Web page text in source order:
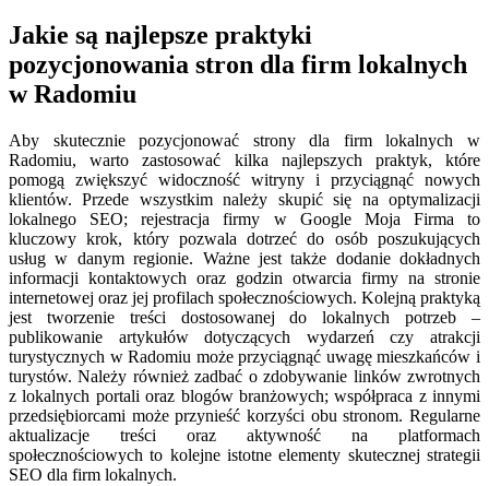
Jakie są najlepsze praktyki
pozycjonowania stron dla firm lokalnych
w Radomiu
Aby skutecznie pozycjonować strony dla firm lokalnych w
Radomiu, warto zastosować kilka najlepszych praktyk, które
pomogą zwiększyć widoczność witryny i przyciągnąć nowych
klientów. Przede wszystkim należy skupić się na optymalizacji
lokalnego SEO; rejestracja firmy w Google Moja Firma to
kluczowy krok, który pozwala dotrzeć do osób poszukujących
usług w danym regionie. Ważne jest także dodanie dokładnych
informacji kontaktowych oraz godzin otwarcia firmy na stronie
internetowej oraz jej profilach społecznościowych. Kolejną praktyką
jest tworzenie treści dostosowanej do lokalnych potrzeb –
publikowanie artykułów dotyczących wydarzeń czy atrakcji
turystycznych w Radomiu może przyciągnąć uwagę mieszkańców i
turystów. Należy również zadbać o zdobywanie linków zwrotnych
z lokalnych portali oraz blogów branżowych; współpraca z innymi
przedsiębiorcami może przynieść korzyści obu stronom. Regularne
aktualizacje treści oraz aktywność na platformach
społecznościowych to kolejne istotne elementy skutecznej strategii
SEO dla firm lokalnych.